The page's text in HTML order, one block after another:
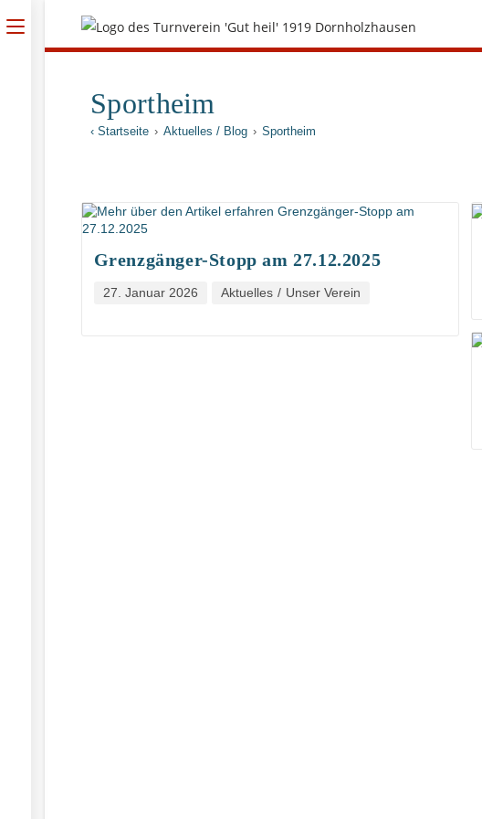
Sportheim
‹ Startseite › Aktuelles / Blog › Sportheim
Grenzgänger-Stopp am 27.12.2025
27. Januar 2026 Aktuelles / Unser Verein